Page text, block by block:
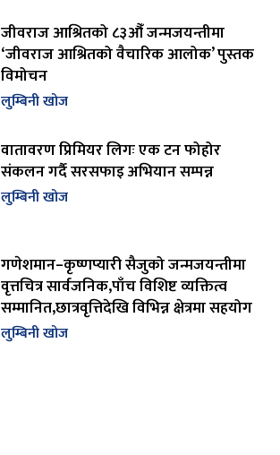
जीवराज आश्रितको ८३औँ जन्मजयन्तीमा
‘जीवराज आश्रितको वैचारिक आलोक’ पुस्तक
विमोचन
लुम्बिनी खोज
वातावरण प्रिमियर लिगः एक टन फोहोर
संकलन गर्दै सरसफाइ अभियान सम्पन्न
लुम्बिनी खोज
गणेशमान–कृष्णप्यारी सैजुको जन्मजयन्तीमा
वृत्तचित्र सार्वजनिक,पाँच विशिष्ट व्यक्तित्व
सम्मानित,छात्रवृत्तिदेखि विभिन्न क्षेत्रमा सहयोग
लुम्बिनी खोज